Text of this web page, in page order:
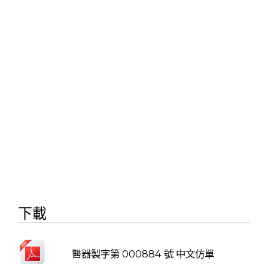
下載
醫器製字第 000884 號 中文仿單